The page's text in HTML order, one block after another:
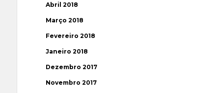
Abril 2018
Março 2018
Fevereiro 2018
Janeiro 2018
Dezembro 2017
Novembro 2017